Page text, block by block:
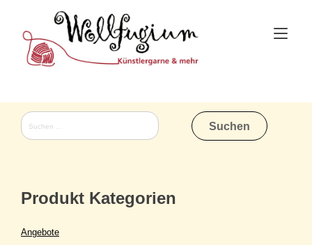
content
Suchen
nach:
Produkt Kategorien
Angebote